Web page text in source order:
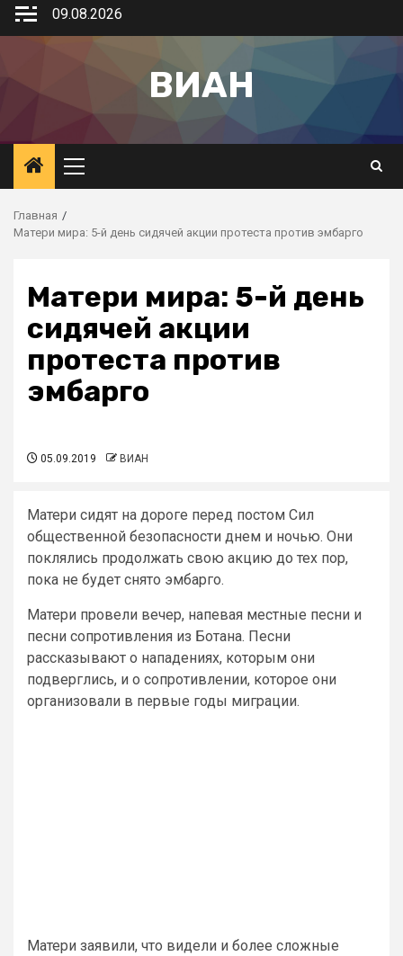
09.08.2026
ВИАН
Главная
Матери мира: 5-й день сидячей акции протеста против эмбарго
Матери мира: 5-й день
сидячей акции
протеста против
эмбарго
05.09.2019 ВИАН
Матери сидят на дороге перед постом Сил
общественной безопасности днем и ночью. Они
поклялись продолжать свою акцию до тех пор,
пока не будет снято эмбарго.
Матери провели вечер, напевая местные песни и
песни сопротивления из Ботана. Песни
рассказывают о нападениях, которым они
подверглись, и о сопротивлении, которое они
организовали в первые годы миграции.
Матери заявили, что видели и более сложные